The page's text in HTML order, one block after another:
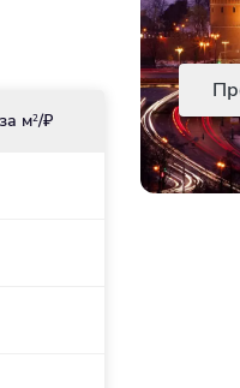
м2/₽